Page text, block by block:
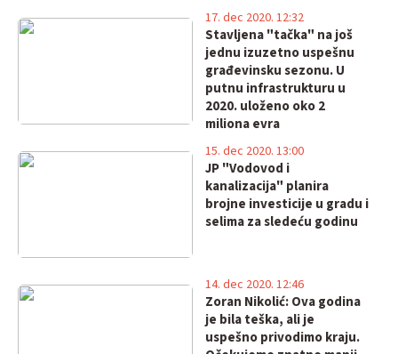
Stavljena "tačka" na još
jednu izuzetno uspešnu
građevinsku sezonu. U
putnu infrastrukturu u
2020. uloženo oko 2
miliona evra
17. dec 2020. 12:32
JP "Vodovod i
kanalizacija" planira
brojne investicije u gradu i
selima za sledeću godinu
15. dec 2020. 13:00
Zoran Nikolić: Ova godina
je bila teška, ali je
uspešno privodimo kraju.
14. dec 2020. 12:46